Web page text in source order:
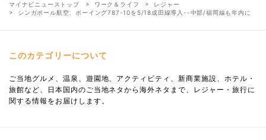
マイナビニューストップ ワーク＆ライフ
レジャー
シンガポール航空、ボーイング787-10を5/18成田線導入--中部/福岡線も年内に
このカテゴリーについて
ご当地グルメ、温泉、遊園地、アクティビティ、新商業施設、ホテル・
旅館など、日本国内のご当地ネタから海外ネタまで、レジャー・旅行に
関する情報をお届けします。